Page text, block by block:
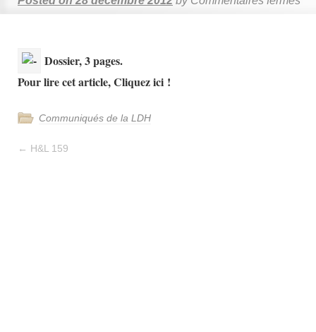
Dossier, 3 pages.
Pour lire cet article, Cliquez ici !
Communiqués de la LDH
← H&L 159